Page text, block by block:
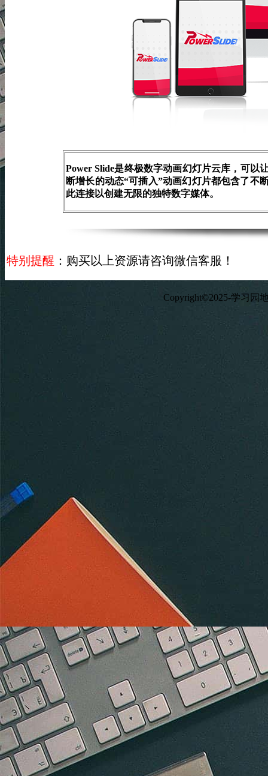
Power Slide是终极数字动画幻灯片云库，可以
断增长的动态“可插入”动画幻灯片都包含了不
此连接以创建无限的独特数字媒体。
特别提醒 ：购买以上资源请咨询微信客服！
Copyright©2025-学习园